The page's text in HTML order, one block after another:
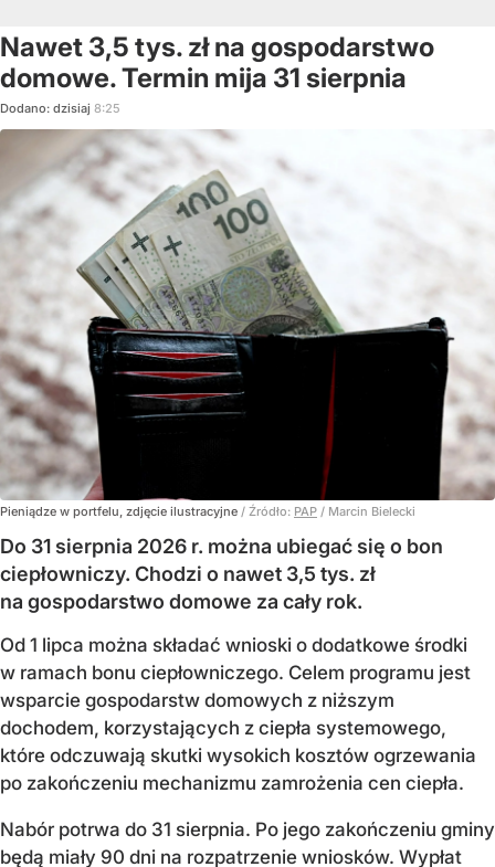
Nawet 3,5 tys. zł na gospodarstwo
domowe. Termin mija 31 sierpnia
Dodano: dzisiaj 8:25
Pieniądze w portfelu, zdjęcie ilustracyjne / Źródło: PAP / Marcin Bielecki
Do 31 sierpnia 2026 r. można ubiegać się o bon
ciepłowniczy. Chodzi o nawet 3,5 tys. zł
na gospodarstwo domowe za cały rok.
Od 1 lipca można składać wnioski o dodatkowe środki
w ramach bonu ciepłowniczego. Celem programu jest
wsparcie gospodarstw domowych z niższym
dochodem, korzystających z ciepła systemowego,
które odczuwają skutki wysokich kosztów ogrzewania
po zakończeniu mechanizmu zamrożenia cen ciepła.
Nabór potrwa do 31 sierpnia. Po jego zakończeniu gminy
będą miały 90 dni na rozpatrzenie wniosków. Wypłat